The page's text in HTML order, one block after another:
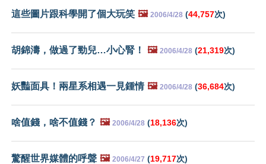
這些圖片跟科學開了個大玩笑 🖼️ 2006/4/28 (44,757次)
胡錦濤，做過了勁兒…小心腎！ 🖼️ 2006/4/28 (21,319次)
妖豔面具！兩星系相遇一見鍾情 🖼️ 2006/4/28 (36,684次)
啥值錢，啥不值錢？ 🖼️ 2006/4/28 (18,136次)
驚醒世界媒體的呼聲 🖼️ 2006/4/27 (19,717次)